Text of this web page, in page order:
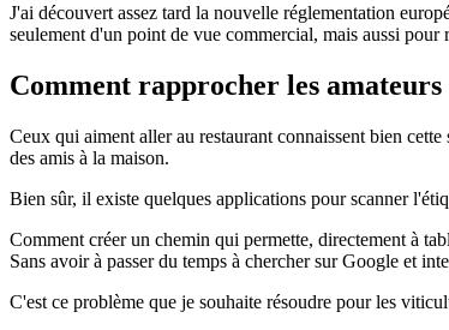
J'ai découvert assez tard la nouvelle réglementation
seulement d'un point de vue commercial, mais aussi
Comment rapprocher les amateurs
Ceux qui aiment aller au restaurant connaissent bien
des amis à la maison.
Bien sûr, il existe quelques applications pour scanner
Comment créer un chemin qui permette, directement à
Sans avoir à passer du temps à chercher sur Google et
C'est ce problème que je souhaite résoudre pour les